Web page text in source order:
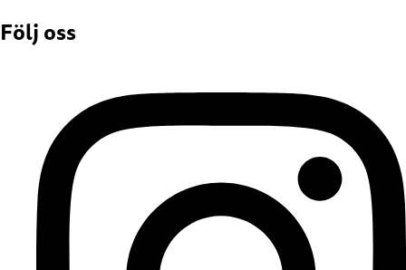
Följ oss